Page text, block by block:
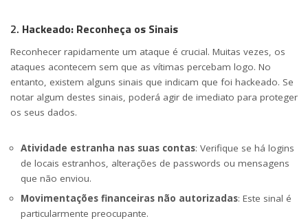
2. Hackeado: Reconheça os Sinais
Reconhecer rapidamente um ataque é crucial. Muitas vezes, os
ataques acontecem sem que as vítimas percebam logo. No
entanto, existem alguns sinais que indicam que foi hackeado. Se
notar algum destes sinais, poderá agir de imediato para proteger
os seus dados.
Atividade estranha nas suas contas: Verifique se há logins
de locais estranhos, alterações de passwords ou mensagens
que não enviou.
Movimentações financeiras não autorizadas: Este sinal é
particularmente preocupante.